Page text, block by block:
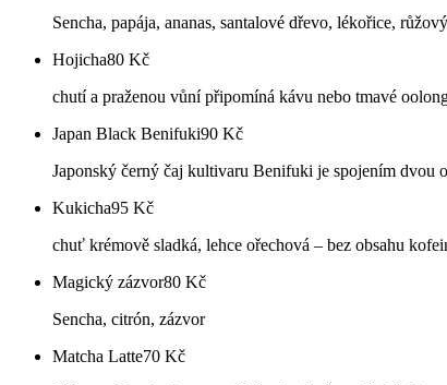
Sencha, papája, ananas, santalové dřevo, lékořice,
Hojicha80 Kč
chutí a praženou vůní připomíná kávu nebo tmavé
Japan Black Benifuki90 Kč
Japonský černý čaj kultivaru Benifuki je spojením dvou
Kukicha95 Kč
chuť krémově sladká, lehce ořechová – bez obsahu
Magický zázvor80 Kč
Sencha, citrón, zázvor
Matcha Latte70 Kč